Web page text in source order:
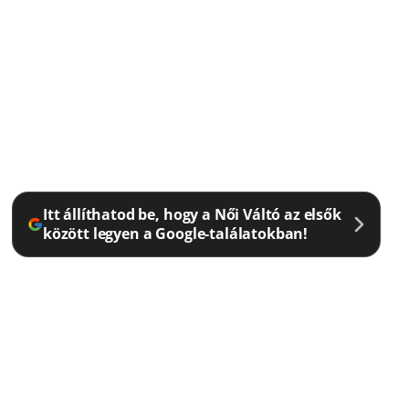
Itt állíthatod be, hogy a Női Váltó az elsők
között legyen a Google-találatokban!